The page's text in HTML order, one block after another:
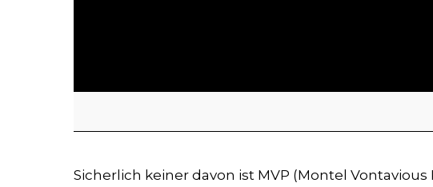
Sicherlich keiner davon ist MVP (Montel Vontavious